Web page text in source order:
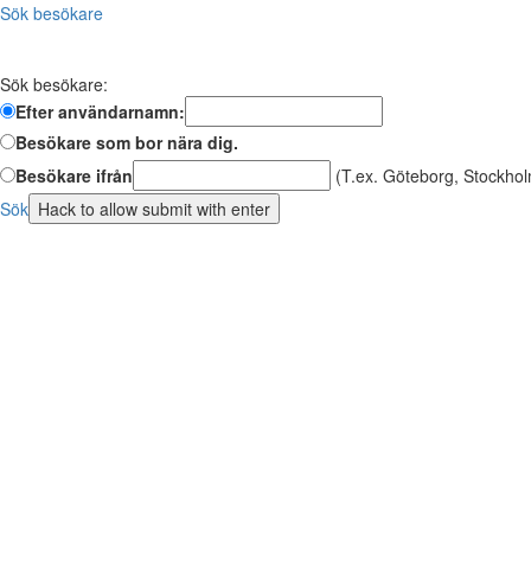
Sök besökare
Sök besökare:
Efter användarnamn:
Besökare som bor nära dig.
Besökare ifrån
(T.ex. Göteborg,
Sök